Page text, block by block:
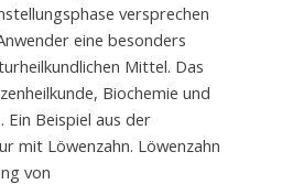
versprechen
eine besonders
Mittel. Das
Biochemie und
Beispiel aus der
mit Löwenzahn. Löwenzahn
von